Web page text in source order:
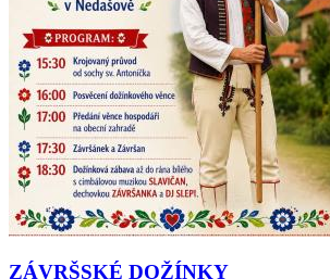
ZÁVRŠSKÉ DOŽÍNKY